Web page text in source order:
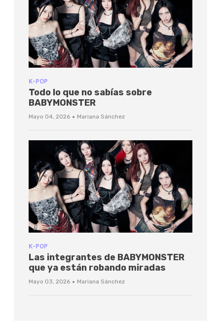
K-POP
Todo lo que no sabías sobre
BABYMONSTER
Mayo 04, 2026 · Mariana Sánchez
K-POP
Las integrantes de BABYMONSTER
que ya están robando miradas
Mayo 03, 2026 · Mariana Sánchez